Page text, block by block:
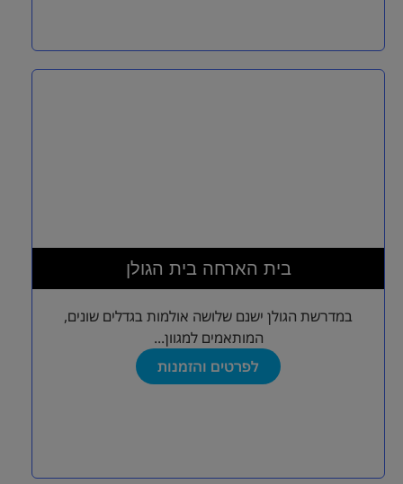
בית הארחה בית הגולן
במדרשת הגולן ישנם שלושה אולמות בגדלים שונים,
המותאמים למגוון...
לפרטים והזמנות